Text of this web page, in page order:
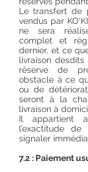
Le transfert de
vendus par
ne sera
complet et
dernier, et ce
livraison
réserve de
obstacle à ce
ou de
seront à la
livraison à
Il appartient
l’exactitude
signaler
7.2 : Paiement